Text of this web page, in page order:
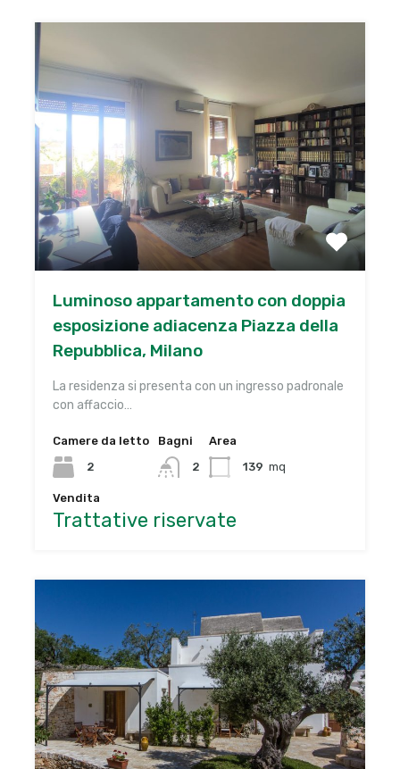
Luminoso appartamento con doppia
esposizione adiacenza Piazza della
Repubblica, Milano
La residenza si presenta con un ingresso padronale
con affaccio…
Camere da letto
2
Bagni
2
Area
139 mq
Vendita
Trattative riservate